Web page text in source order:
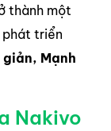
thành một
phát triển
Mạnh
Nakivo